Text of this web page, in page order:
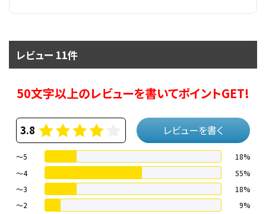
レビュー 11件
50文字以上のレビューを書いてポイントGET!
3.8 レビューを書く
～5
18%
～4
55%
〜3
18%
〜2
9%